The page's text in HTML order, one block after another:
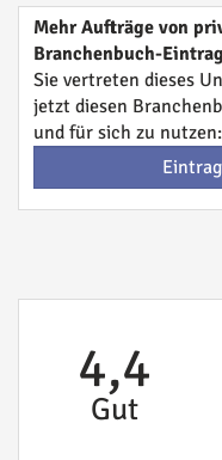
Mehr Aufträge von
Branchenbuch-
Sie vertreten dieses
jetzt diesen
und für sich zu nutzen:
4,4
Gut